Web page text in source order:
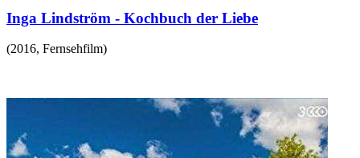
Inga Lindström - Kochbuch der Liebe
(2016, Fernsehfilm)